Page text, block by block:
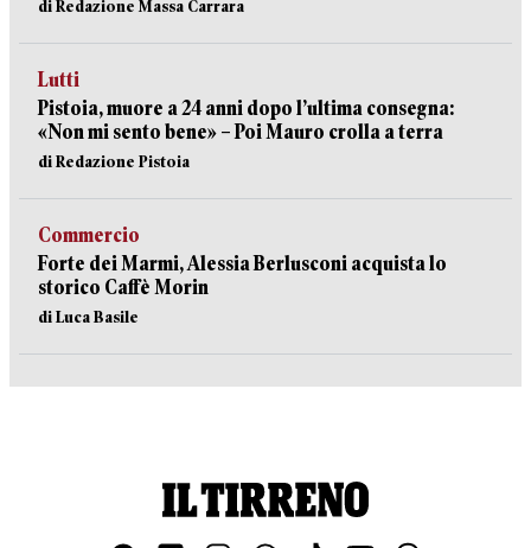
di Redazione Massa Carrara
Lutti
Pistoia, muore a 24 anni dopo l’ultima consegna:
«Non mi sento bene» – Poi Mauro crolla a terra
di Redazione Pistoia
Commercio
Forte dei Marmi, Alessia Berlusconi acquista lo
storico Caffè Morin
di Luca Basile